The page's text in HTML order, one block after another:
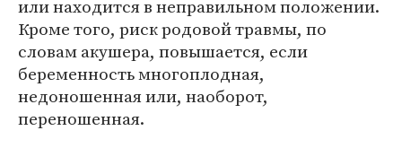
или находится в неправильном положении.
Кроме того, риск родовой травмы, по
словам акушера, повышается, если
беременность многоплодная,
недоношенная или, наоборот,
переношенная.